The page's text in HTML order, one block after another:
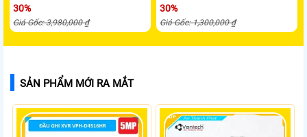
30%
Giá Gốc: 3,980,000 ₫
30%
Giá Gốc: 1,300,000 ₫
SẢN PHẨM MỚI RA MẮT